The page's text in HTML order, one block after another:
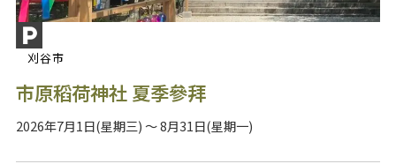
刈谷市
市原稻荷神社 夏季參拜
2026年7月1日(星期三) ～ 8月31日(星期一)